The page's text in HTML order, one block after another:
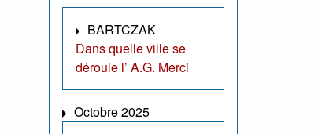
BARTCZAK
Dans quelle ville se
déroule l’ A.G. Merci
Octobre 2025